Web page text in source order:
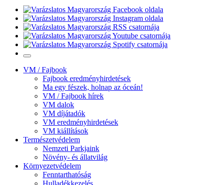
VM / Fajbook
Fajbook eredményhirdetések
Ma egy fészek, holnap az óceán!
VM / Fajbook hírek
VM dalok
VM díjátadók
VM eredményhirdetések
VM kiállítások
Természetvédelem
Nemzeti Parkjaink
Növény- és állatvilág
Környezetvédelem
Fenntarthatóság
Hulladékkezelés